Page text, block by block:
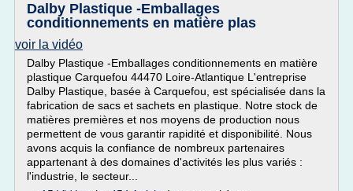
Dalby Plastique -Emballages
conditionnements en matière plas
voir la vidéo
Dalby Plastique -Emballages conditionnements en matière
plastique Carquefou 44470 Loire-Atlantique L'entreprise
Dalby Plastique, basée à Carquefou, est spécialisée dans la
fabrication de sacs et sachets en plastique. Notre stock de
matières premières et nos moyens de production nous
permettent de vous garantir rapidité et disponibilité. Nous
avons acquis la confiance de nombreux partenaires
appartenant à des domaines d'activités les plus variés :
l'industrie, le secteur...